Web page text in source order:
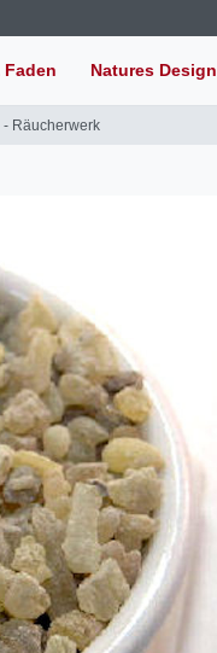
Faden Natures Design
Räucherwerk